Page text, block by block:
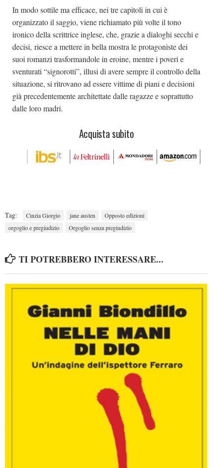
In modo sottile ma efficace, nei tre capitoli in cui è
organizzato il saggio, viene richiamato più volte il tono
ironico della scrittrice inglese, che, grazie a dialoghi secchi e
decisi, riesce a mettere in bella mostra le protagoniste dei
suoi romanzi trasformandole in eroine, mentre i poveri e
sventurati “signorotti”, illusi di avere sempre il controllo della
situazione, si ritrovano ad essere vittime di piani e decisioni
già precedentemente architettate dalle ragazze e soprattutto
dalle loro madri.
Acquista subito
Tag: Cinzia Giorgio jane austen
Opposto edizioni
orgoglio e pregiudizio
Orgoglio senza pregiudizio
TI POTREBBERO INTERESSARE...